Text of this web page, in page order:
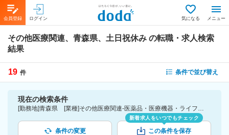
会員登録 ログイン 気になる メニュー
その他医療関連、青森県、土日祝休み の転職・求人検索
結果
19 件 条件で並び替え
現在の検索条件
[勤務地]青森県 [業種]その他医療関連-医薬品・医療機器・ライフサイエンス・医療系サービス [詳細条件](休日・働き方)土日祝休み
条件の変更
新着求人をいつでもチェック
この条件を保存